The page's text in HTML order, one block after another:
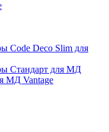
Code Deco Slim для
Стандарт для МД
МД Vantage